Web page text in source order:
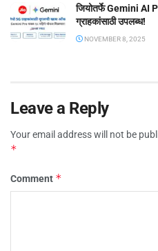
जियोतर्फे Gemini AI
ग्राहकांसाठी उपलब्ध!
NOVEMBER 8, 2025
Leave a Reply
Your email address will not be
*
Comment *